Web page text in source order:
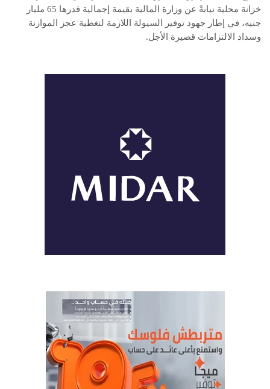
خزانة محلية نيابةً عن وزارة المالية بقيمة إجمالية قدرها 65 مليار
جنيه، في إطار جهود توفير السيولة اللازمة لتغطية عجز الموازنة
وسداد الالتزامات قصيرة الأجل.